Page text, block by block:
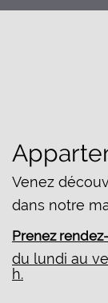
Venez
dans notre
Prenez
du lundi au
h.